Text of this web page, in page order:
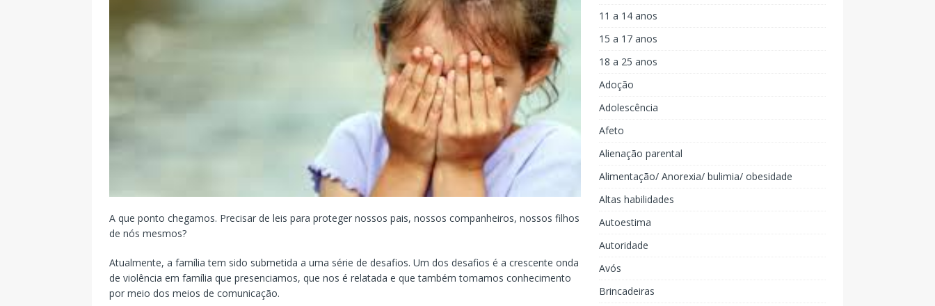
A que ponto chegamos. Precisar de leis para proteger nossos pais, nossos companheiros, nossos filhos
de nós mesmos?
Atualmente, a família tem sido submetida a uma série de desafios. Um dos desafios é a crescente onda
de violência em família que presenciamos, que nos é relatada e que também tomamos conhecimento
por meio dos meios de comunicação.
11 a 14 anos
15 a 17 anos
18 a 25 anos
Adoção
Adolescência
Afeto
Alienação parental
Alimentação/ Anorexia/ bulimia/ obesidade
Altas habilidades
Autoestima
Autoridade
Avós
Brincadeiras